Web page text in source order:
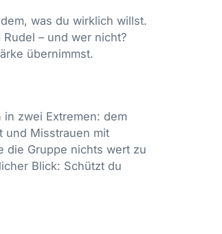
was du wirklich willst.
– und wer nicht?
übernimmst.
zwei Extremen: dem
und Misstrauen mit
die Gruppe nichts wert zu
Blick: Schützt du